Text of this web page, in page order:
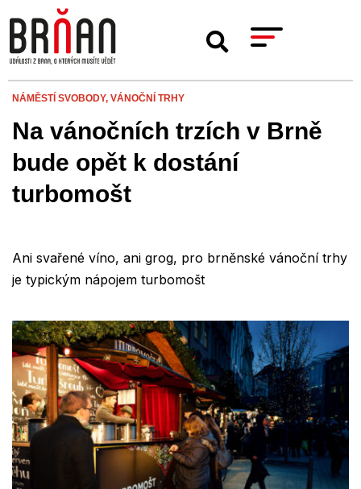
NÁMĚSTÍ SVOBODY, VÁNOČNÍ TRHY
Na vánočních trzích v Brně
bude opět k dostání
turbomošt
Ani svařené víno, ani grog, pro brněnské vánoční trhy
je typickým nápojem turbomošt